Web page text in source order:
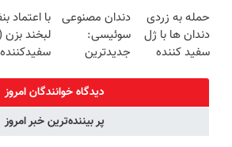
برگردون
(40%off)
آموزش رایگان
رایگان "
حمله به زردی
دندان ها با ژل
سفید کننده
دندان مصنوعی
سوئیسی:
جدیدترین
سبک و مقاوم |
پرداخت قسطی
با اعتماد
لبخند
سفیدکننده
دیدگاه خوانندگان امروز
پر بیننده‌ترین خبر امروز